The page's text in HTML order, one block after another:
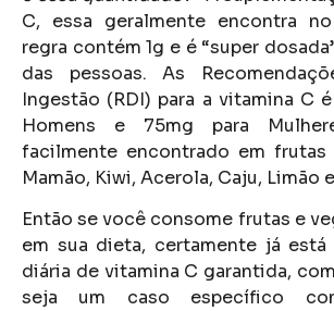
C, essa geralmente encontra
regra contém 1g e é “super
das pessoas. As
Ingestão (RDI) para a vitamina C
Homens e 75mg para
facilmente encontrado em frutas
Mamão, Kiwi, Acerola, Caju, Limão
Então se você consome frutas e
em sua dieta, certamente já
diária de vitamina C garantida,
seja um caso específico